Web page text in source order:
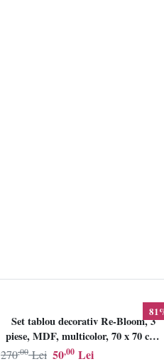
Set tablou decorativ Re-Bloom, 3
piese, MDF, multicolor, 70 x 70 cm,
Resigilat, Grad B
50,00 Lei
270,00 Lei